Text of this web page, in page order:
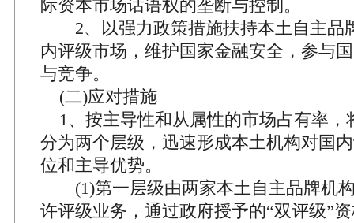
际资本市场话语权的垄断与控制。
2、以强力政策措施扶持本土自主品
内评级市场，维护国家金融安全，参与
与竞争。
(二)应对措施
1、按主导性和从属性的市场占有率，
分为两个层级，迅速形成本土机构对国
位和主导优势。
(1)第一层级由两家本土自主品牌机
许评级业务，通过政府授予的“双评级”